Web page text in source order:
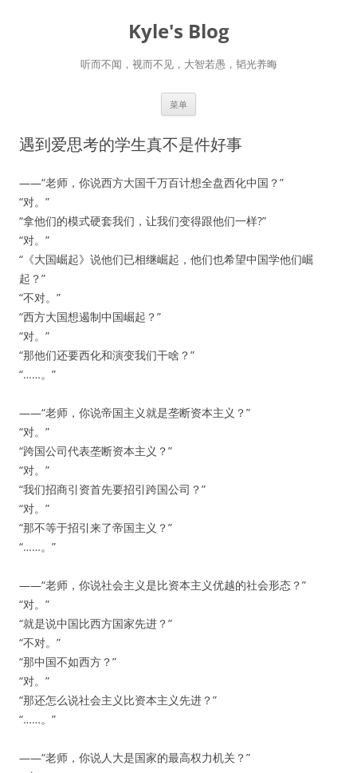
Kyle's Blog
听而不闻，视而不见，大智若愚，韬光养晦
菜单
遇到爱思考的学生真不是件好事
——“老师，你说西方大国千万百计想全盘西化中国？”
“对。”
“拿他们的模式硬套我们，让我们变得跟他们一样?”
“对。”
“《大国崛起》说他们已相继崛起，他们也希望中国学他们崛
起？”
“不对。”
“西方大国想遏制中国崛起？”
“对。”
“那他们还要西化和演变我们干啥？”
“……。”
——“老师，你说帝国主义就是垄断资本主义？”
“对。”
“跨国公司代表垄断资本主义？”
“对。”
“我们招商引资首先要招引跨国公司？”
“对。”
“那不等于招引来了帝国主义？”
“……。”
——“老师，你说社会主义是比资本主义优越的社会形态？”
“对。”
“就是说中国比西方国家先进？”
“不对。”
“那中国不如西方？”
“对。”
“那还怎么说社会主义比资本主义先进？”
“……。”
——“老师，你说人大是国家的最高权力机关？”